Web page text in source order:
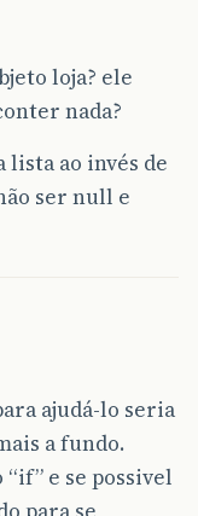
loja? ele
nada?
lista ao invés de
ser null e
ajudá-lo seria
a fundo.
e se possivel